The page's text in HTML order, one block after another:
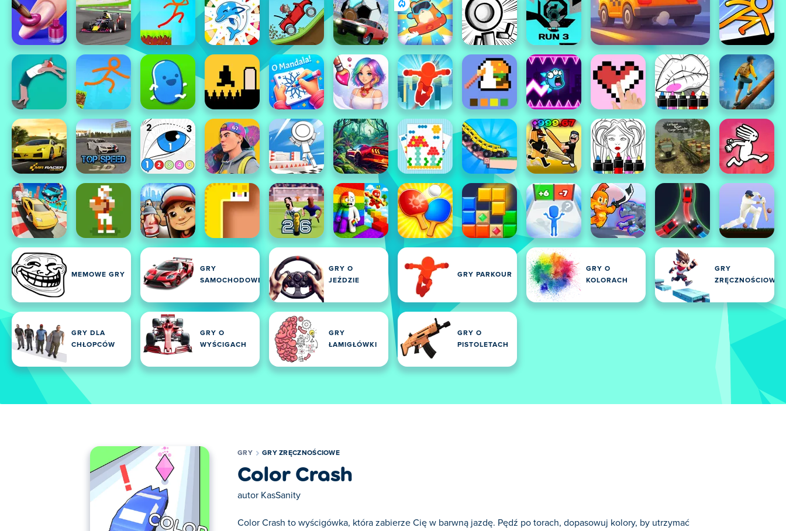
MEMOWE GRY
GRY
SAMOCHODOWE
GRY O
JEŹDZIE
GRY PARKOUR
GRY O
KOLORACH
GRY
ZRĘCZNOŚCIOWE
GRY DLA
CHŁOPCÓW
GRY O
WYŚCIGACH
GRY
ŁAMIGŁÓWKI
GRY O
PISTOLETACH
GRY GRY ZRĘCZNOŚCIOWE
Color Crash
autor KasSanity
Color Crash to wyścigówka, która zabierze Cię w barwną jazdę. Pędź po torach, dopasowuj kolory, by utrzymać